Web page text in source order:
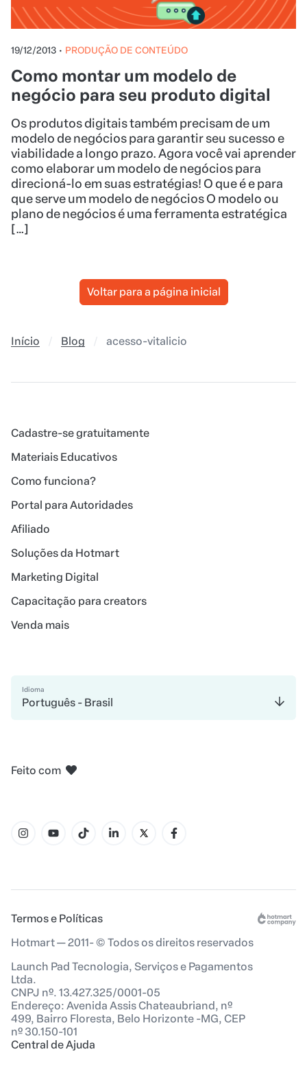
19/12/2013 • PRODUÇÃO DE CONTEÚDO
Como montar um modelo de
negócio para seu produto digital
Os produtos digitais também precisam de um
modelo de negócios para garantir seu sucesso e
viabilidade a longo prazo. Agora você vai aprender
como elaborar um modelo de negócios para
direcioná-lo em suas estratégias! O que é e para
que serve um modelo de negócios O modelo ou
plano de negócios é uma ferramenta estratégica
[…]
Voltar para a página inicial
Início Blog acesso-vitalicio
Cadastre-se gratuitamente
Materiais Educativos
Como funciona?
Portal para Autoridades
Afiliado
Soluções da Hotmart
Marketing Digital
Capacitação para creators
Venda mais
Idioma
Português - Brasil
Feito com
Termos e Políticas
Hotmart — 2011- © Todos os direitos reservados
Launch Pad Tecnologia, Serviços e Pagamentos
Ltda.
CNPJ nº. 13.427.325/0001-05
Endereço: Avenida Assis Chateaubriand, nº
499, Bairro Floresta, Belo Horizonte -MG, CEP
nº 30.150-101
Central de Ajuda